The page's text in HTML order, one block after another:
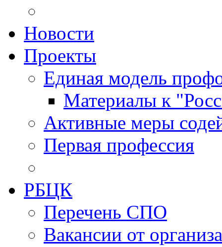
Новости
Проекты
Единая модель
Материалы к
Активные меры
Первая профессия
РБЦК
Перечень СПО
Вакансии от